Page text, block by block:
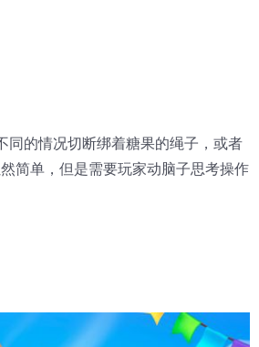
同的情况切断绑着糖果的绳子，或者
简单，但是需要玩家动脑子思考操作